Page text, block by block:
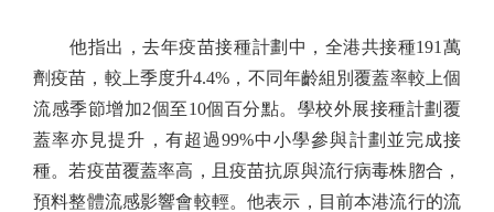
他指出，去年疫苗接種計劃中，全港共接種191萬
劑疫苗，較上季度升4.4%，不同年齡組別覆蓋率較上個
流感季節增加2個至10個百分點。學校外展接種計劃覆
蓋率亦見提升，有超過99%中小學參與計劃並完成接
種。若疫苗覆蓋率高，且疫苗抗原與流行病毒株脗合，
預料整體流感影響會較輕。他表示，目前本港流行的流